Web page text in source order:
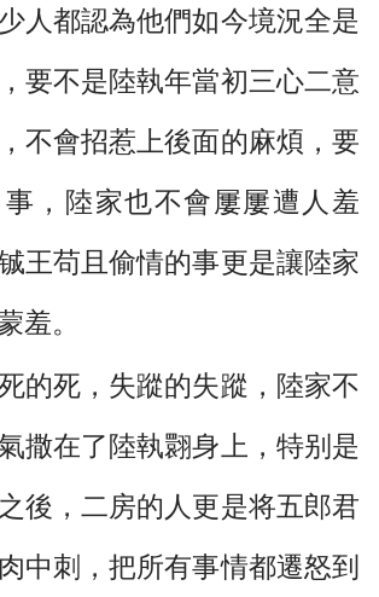
都認為他們如今境況全是
要不是陸執年當初三心二意
不會招惹上後面的麻煩，要
，陸家也不會屢屢遭人羞
王苟且偷情的事更是讓陸家
羞。
死，失蹤的失蹤，陸家不
撒在了陸執翾身上，特别是
後，二房的人更是将五郎君
中刺，把所有事情都遷怒到